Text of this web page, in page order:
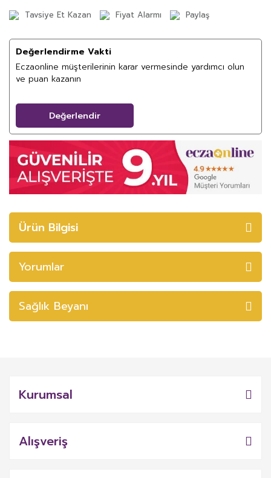
Tavsiye Et Kazan Fiyat Alarmı Paylaş
Değerlendirme Vakti
Eczaonline müşterilerinin karar vermesinde yardımcı olun
ve puan kazanın
Değerlendir
Ürün Bilgisi
Yorumlar
Sağlık Beyanı
Kurumsal
Alışveriş